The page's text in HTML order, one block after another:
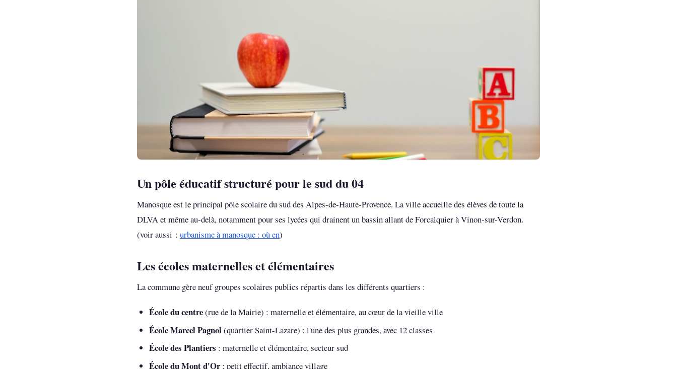
Un pôle éducatif structuré pour le sud du 04
Manosque est le principal pôle scolaire du sud des Alpes-de-Haute-Provence. La ville accueille des élèves de toute la
DLVA et même au-delà, notamment pour ses lycées qui drainent un bassin allant de Forcalquier à Vinon-sur-Verdon.
(voir aussi : urbanisme à manosque : où en)
Les écoles maternelles et élémentaires
La commune gère neuf groupes scolaires publics répartis dans les différents quartiers :
École du centre(rue de la Mairie) : maternelle et élémentaire, au cœur de la vieille ville
École Marcel Pagnol(quartier Saint-Lazare) : l'une des plus grandes, avec 12 classes
École des Plantiers : maternelle et élémentaire, secteur sud
École du Mont d'Or: petit effectif, ambiance village